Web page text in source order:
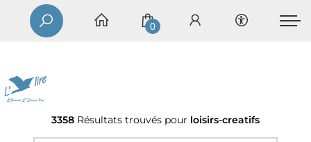
0
3358 Résultats trouvés pour loisirs-creatifs